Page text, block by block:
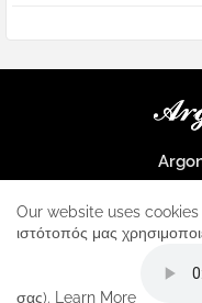
μοναδικός
Home
Our website uses
ιστότοπός μας
σας). Learn More